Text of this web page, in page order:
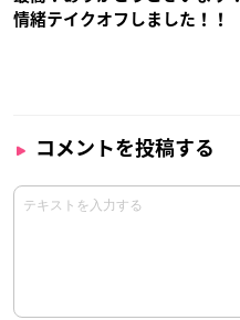
情緒テイクオフしました！！
コメントを投稿する